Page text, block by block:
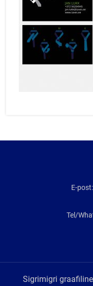
E-
Tel/
Sigrimigri